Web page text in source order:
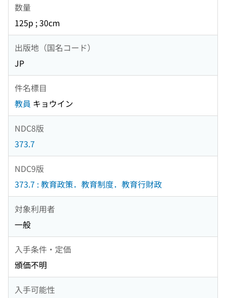
数量
125p ; 30cm
出版地（国名コード）
JP
件名標目
教員 キョウイン
NDC8版
373.7
NDC9版
373.7 : 教育政策．教育制度．教育行財政
対象利用者
一般
入手条件・定価
頒価不明
入手可能性